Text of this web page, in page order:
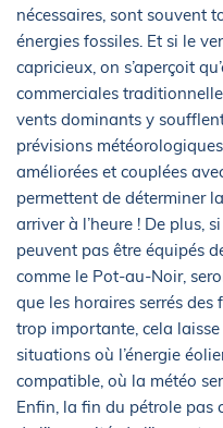
nécessaires, sont souvent
énergies fossiles. Et si le
capricieux, on s’aperçoit
commerciales
vents dominants y
prévisions
améliorées et couplées
permettent de déterminer
arriver à l’heure ! De plus,
peuvent pas être équipés
comme le Pot-au-Noir,
que les horaires serrés
trop importante, cela
situations où l’énergie
compatible, où la météo
Enfin, la fin du pétrole pas